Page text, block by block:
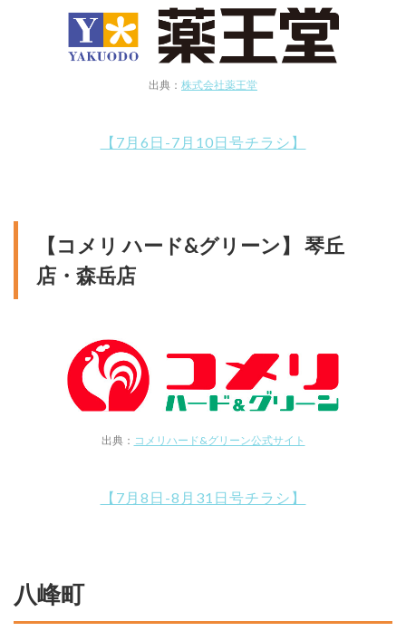
出典： 株式会社薬王堂
【7月6日-7月10日号チラシ】
【コメリ ハード&グリーン】 琴丘
店・森岳店
出典： コメリハード&グリーン公式サイト
【7月8日-8月31日号チラシ】
八峰町